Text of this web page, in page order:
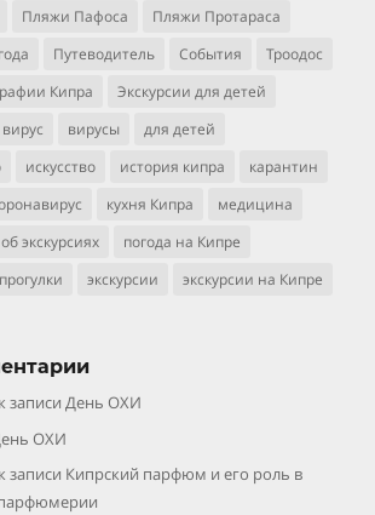
Пляжи Пафоса
Пляжи Протараса
Путеводитель События
Троодос
Кипра
Экскурсии для детей
вирус вирусы
для детей
искусство история кипра
карантин
кухня Кипра
медицина
экскурсиях
погода на Кипре
прогулки экскурсии экскурсии на Кипре
к записи День ОХИ
ОХИ
к записи Кипрский парфюм и его роль в